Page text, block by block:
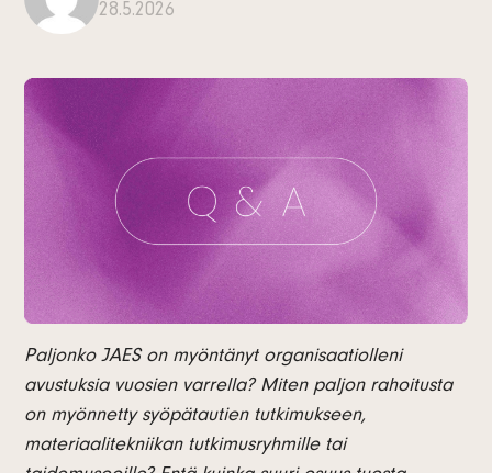
28.5.2026
Paljonko JAES on myöntänyt organisaatiolleni
avustuksia vuosien varrella? Miten paljon rahoitusta
on myönnetty syöpätautien tutkimukseen,
materiaalitekniikan tutkimusryhmille tai